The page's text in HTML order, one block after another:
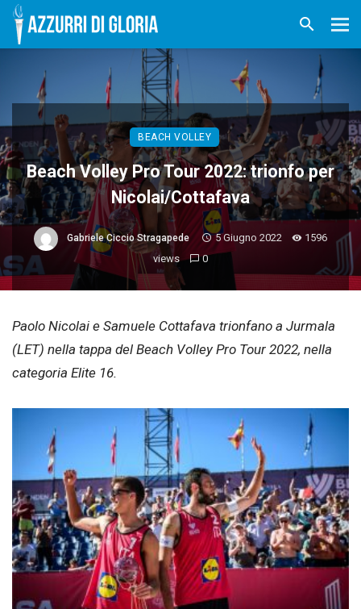
BEACH VOLLEY
Beach Volley Pro Tour 2022: trionfo per
Nicolai/Cottafava
Gabriele Ciccio Stragapede 5 Giugno 2022
1596
views
0
Paolo Nicolai e Samuele Cottafava trionfano a Jurmala
(LET) nella tappa del Beach Volley Pro Tour 2022, nella
categoria Elite 16.